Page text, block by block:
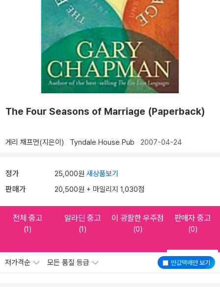
The Four Seasons of Marriage (Paperback)
게리 채프먼(지은이) Tyndale House Pub 2007-04-24
정가 25,000원 새상품보기
판매가 20,500원 + 마일리지 1,030점
전체 중고
(1)
알라딘 중고
(1)
이 광활한 우주점
(0)
판매자 중고
(0)
반값택배만 보기
저가격순 모든 품질 등급